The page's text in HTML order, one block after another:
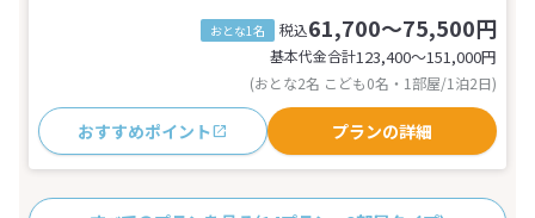
おとな1名 税込61,700～75,500円
基本代金合計123,400〜151,000円
(おとな2名 こども0名・1部屋/1泊2日)
おすすめポイント プランの詳細